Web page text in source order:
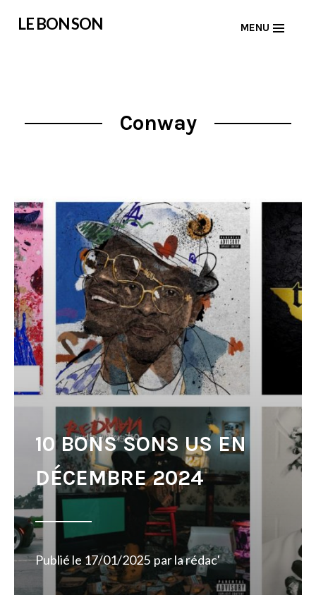
LE BON SON MENU
Conway
10 BONS SONS US EN
DÉCEMBRE 2024
Publié le 17/01/2025 parla rédac'